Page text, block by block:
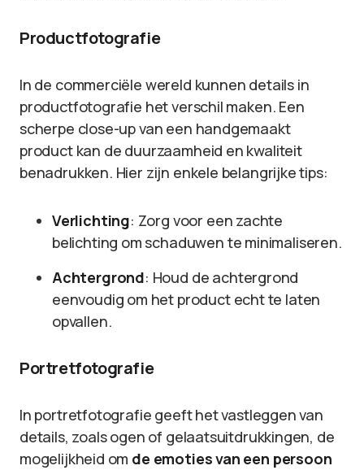
Productfotografie
In de commerciële wereld kunnen details in
productfotografie het verschil maken. Een
scherpe close-up van een handgemaakt
product kan de duurzaamheid en kwaliteit
benadrukken. Hier zijn enkele belangrijke tips:
Verlichting: Zorg voor een zachte
belichting om schaduwen te minimaliseren.
Achtergrond: Houd de achtergrond
eenvoudig om het product echt te laten
opvallen.
Portretfotografie
In portretfotografie geeft het vastleggen van
details, zoals ogen of gelaatsuitdrukkingen, de
mogelijkheid om de emoties van een persoon